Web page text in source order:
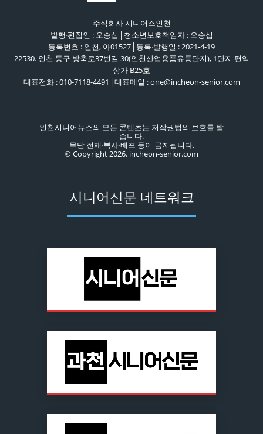
주식회사 시니어스인천
발행·편집인 : 오승섭│청소년보호책임자 : 오승섭
등록번호 : 인천, 아01527│등록·발행일 : 2021-4-19
22530. 인천 동구 방축로37번길 30(인천산업용품유통단지), 1단지 편익
상가 B25호
대표전화 : 010-7118-4491│대표메일 : one@incheon-senior.com
인천시니어뉴스의 모든 콘텐츠는 저작권법의 보호를 받
습니다.
무단 전재·복사·배포 등이 금지됩니다.
© Copyright 2026. incheon-senior.com
시니어신문 네트워크